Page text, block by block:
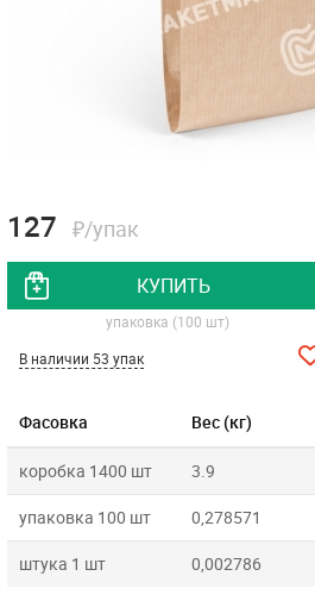
Фасовка Вес (кг)
коробка 1400 шт 3.9
упаковка 100 шт 0,278571
штука 1 шт 0,002786
127 ₽/упак
КУПИТЬ
упаковка (100 шт)
В наличии 53 упак